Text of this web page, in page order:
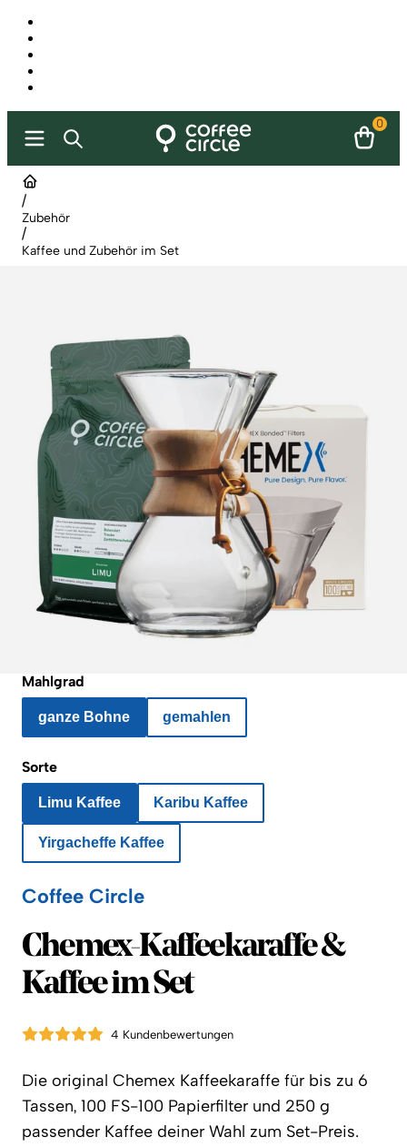
0
/
Zubehör
/
Kaffee und Zubehör im Set
Mahlgrad
ganze Bohne gemahlen
Sorte
Limu Kaffee Karibu Kaffee
Yirgacheffe Kaffee
Coffee Circle
Coffee Circle
Chemex-Kaffeekaraffe &
Kaffee im Set
4 Kundenbewertungen
Die original Chemex Kaffeekaraffe für bis zu 6
Tassen, 100 FS-100 Papierfilter und 250 g
passender Kaffee deiner Wahl zum Set-Preis.